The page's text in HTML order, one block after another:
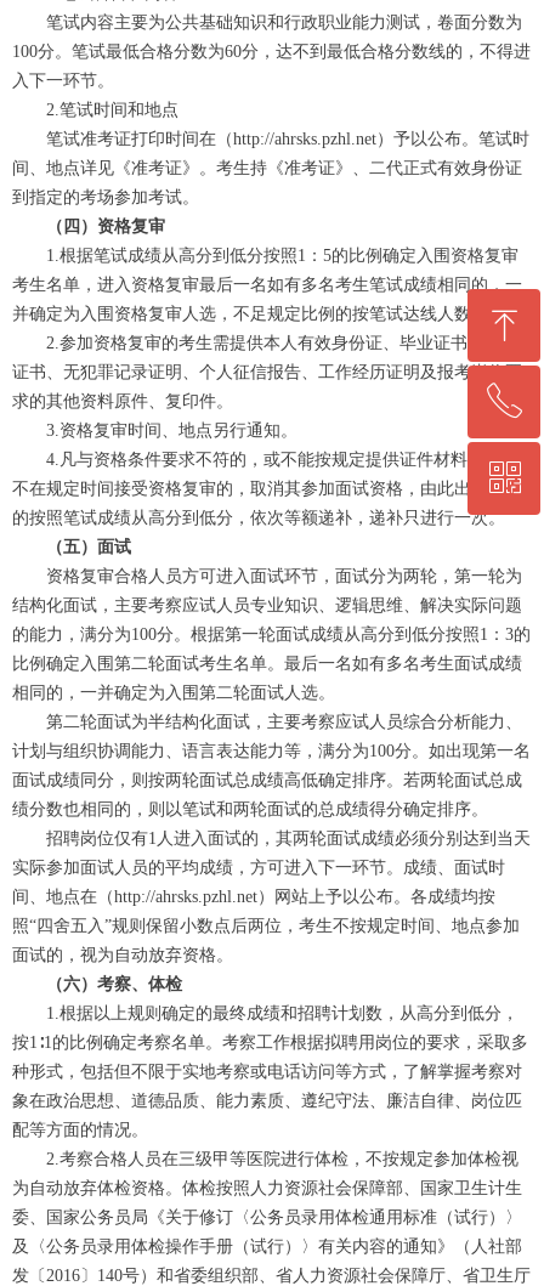
笔试内容主要为公共基础知识和行政职业能力测试，卷面分数为
100分。笔试最低合格分数为60分，达不到最低合格分数线的，不得进
入下一环节。
2.笔试时间和地点
笔试准考证打印时间在（http://ahrsks.pzhl.net）予以公布。笔试时
间、地点详见《准考证》。考生持《准考证》、二代正式有效身份证
到指定的考场参加考试。
（四）资格复审
1.根据笔试成绩从高分到低分按照1：5的比例确定入围资格复审
考生名单，进入资格复审最后一名如有多名考生笔试成绩相同的，一
并确定为入围资格复审人选，不足规定比例的按笔试达线人数确定。
2.参加资格复审的考生需提供本人有效身份证、毕业证书、学位
证书、无犯罪记录证明、个人征信报告、工作经历证明及报考岗位要
求的其他资料原件、复印件。
3.资格复审时间、地点另行通知。
4.凡与资格条件要求不符的，或不能按规定提供证件材料的，或
不在规定时间接受资格复审的，取消其参加面试资格，由此出现缺额
的按照笔试成绩从高分到低分，依次等额递补，递补只进行一次。
（五）面试
资格复审合格人员方可进入面试环节，面试分为两轮，第一轮为
结构化面试，主要考察应试人员专业知识、逻辑思维、解决实际问题
的能力，满分为100分。根据第一轮面试成绩从高分到低分按照1：3的
比例确定入围第二轮面试考生名单。最后一名如有多名考生面试成绩
相同的，一并确定为入围第二轮面试人选。
第二轮面试为半结构化面试，主要考察应试人员综合分析能力、
计划与组织协调能力、语言表达能力等，满分为100分。如出现第一名
面试成绩同分，则按两轮面试总成绩高低确定排序。若两轮面试总成
绩分数也相同的，则以笔试和两轮面试的总成绩得分确定排序。
招聘岗位仅有1人进入面试的，其两轮面试成绩必须分别达到当天
实际参加面试人员的平均成绩，方可进入下一环节。成绩、面试时
间、地点在（http://ahrsks.pzhl.net）网站上予以公布。各成绩均按
照“四舍五入”规则保留小数点后两位，考生不按规定时间、地点参加
面试的，视为自动放弃资格。
（六）考察、体检
1.根据以上规则确定的最终成绩和招聘计划数，从高分到低分，
按1∶1的比例确定考察名单。考察工作根据拟聘用岗位的要求，采取多
种形式，包括但不限于实地考察或电话访问等方式，了解掌握考察对
象在政治思想、道德品质、能力素质、遵纪守法、廉洁自律、岗位匹
配等方面的情况。
2.考察合格人员在三级甲等医院进行体检，不按规定参加体检视
为自动放弃体检资格。体检按照人力资源社会保障部、国家卫生计生
委、国家公务员局《关于修订〈公务员录用体检通用标准（试行）〉
及〈公务员录用体检操作手册（试行）〉有关内容的通知》（人社部
发〔2016〕140号）和省委组织部、省人力资源社会保障厅、省卫生厅
ꁸ
回到顶部
ꂅ
0564-5330860
ꀥ